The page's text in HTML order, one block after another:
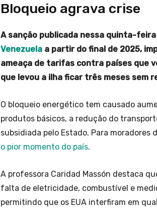
Bloqueio agrava crise
A sanção publicada nessa quinta-feira
Venezuela a partir do final de 2025,
ameaça de tarifas contra países que
que levou a ilha ficar três meses sem
O bloqueio energético tem causado
produtos básicos, a redução do
subsidiada pelo Estado. Para moradores
o pior momento do país.
A professora Caridad Massón destaca
falta de eletricidade, combustível e
permitindo que os EUA interfiram em